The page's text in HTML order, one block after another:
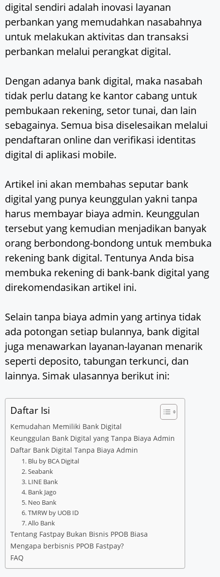
digital sendiri adalah inovasi layanan
perbankan yang memudahkan nasabahnya
untuk melakukan aktivitas dan transaksi
perbankan melalui perangkat digital.
Dengan adanya bank digital, maka nasabah
tidak perlu datang ke kantor cabang untuk
pembukaan rekening, setor tunai, dan lain
sebagainya. Semua bisa diselesaikan melalui
pendaftaran online dan verifikasi identitas
digital di aplikasi mobile.
Artikel ini akan membahas seputar bank
digital yang punya keunggulan yakni tanpa
harus membayar biaya admin. Keunggulan
tersebut yang kemudian menjadikan banyak
orang berbondong-bondong untuk membuka
rekening bank digital. Tentunya Anda bisa
membuka rekening di bank-bank digital yang
direkomendasikan artikel ini.
Selain tanpa biaya admin yang artinya tidak
ada potongan setiap bulannya, bank digital
juga menawarkan layanan-layanan menarik
seperti deposito, tabungan terkunci, dan
lainnya. Simak ulasannya berikut ini:
Daftar Isi
Kemudahan Memiliki Bank Digital
Keunggulan Bank Digital yang Tanpa Biaya Admin
Daftar Bank Digital Tanpa Biaya Admin
1. Blu by BCA Digital
2. Seabank
3. LINE Bank
4. Bank Jago
5. Neo Bank
6. TMRW by UOB ID
7. Allo Bank
Tentang Fastpay Bukan Bisnis PPOB Biasa
Mengapa berbisnis PPOB Fastpay?
FAQ